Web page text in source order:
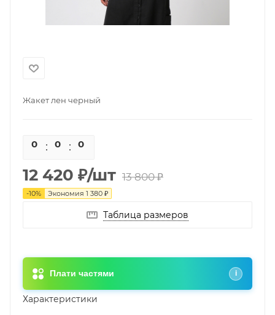
Жакет лен черный
0 0 0
12 420 ₽/шт 13 800₽
-10% Экономия 1 380 ₽
Таблица размеров
Плати частями i
Характеристики